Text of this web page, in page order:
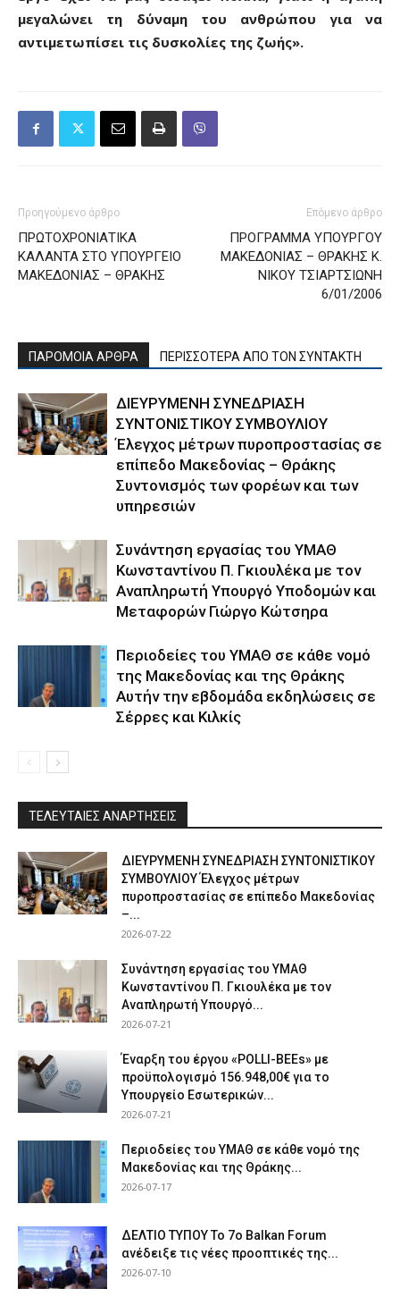
μεγαλώνει τη δύναμη του ανθρώπου για να
αντιμετωπίσει τις δυσκολίες της ζωής».
Προηγούμενο άρθρο
ΠΡΩΤΟΧΡΟΝΙΑΤΙΚΑ
ΚΑΛΑΝΤΑ ΣΤΟ ΥΠΟΥΡΓΕΙΟ
ΜΑΚΕΔΟΝΙΑΣ – ΘΡΑΚΗΣ
Επόμενο άρθρο
ΠΡΟΓΡΑΜΜΑ ΥΠΟΥΡΓΟΥ
ΜΑΚΕΔΟΝΙΑΣ – ΘΡΑΚΗΣ Κ.
ΝΙΚΟΥ ΤΣΙΑΡΤΣΙΩΝΗ
6/01/2006
ΠΑΡΟΜΟΙΑ ΑΡΘΡΑ ΠΕΡΙΣΣΟΤΕΡΑ ΑΠΟ ΤΟΝ ΣΥΝΤΑΚΤΗ
ΔΙΕΥΡΥΜΕΝΗ ΣΥΝΕΔΡΙΑΣΗ
ΣΥΝΤΟΝΙΣΤΙΚΟΥ ΣΥΜΒΟΥΛΙΟΥ
Έλεγχος μέτρων πυροπροστασίας σε
επίπεδο Μακεδονίας – Θράκης
Συντονισμός των φορέων και των
υπηρεσιών
Συνάντηση εργασίας του ΥΜΑΘ
Κωνσταντίνου Π. Γκιουλέκα με τον
Αναπληρωτή Υπουργό Υποδομών και
Μεταφορών Γιώργο Κώτσηρα
Περιοδείες του ΥΜΑΘ σε κάθε νομό
της Μακεδονίας και της Θράκης
Αυτήν την εβδομάδα εκδηλώσεις σε
Σέρρες και Κιλκίς
ΤΕΛΕΥΤΑΙΕΣ ΑΝΑΡΤΗΣΕΙΣ
ΔΙΕΥΡΥΜΕΝΗ ΣΥΝΕΔΡΙΑΣΗ ΣΥΝΤΟΝΙΣΤΙΚΟΥ
ΣΥΜΒΟΥΛΙΟΥ Έλεγχος μέτρων
πυροπροστασίας σε επίπεδο Μακεδονίας
–...
2026-07-22
Συνάντηση εργασίας του ΥΜΑΘ
Κωνσταντίνου Π. Γκιουλέκα με τον
Αναπληρωτή Υπουργό...
2026-07-21
Έναρξη του έργου «POLLI-BEEs» με
προϋπολογισμό 156.948,00€ για το
Υπουργείο Εσωτερικών...
2026-07-21
Περιοδείες του ΥΜΑΘ σε κάθε νομό της
Μακεδονίας και της Θράκης...
2026-07-17
ΔΕΛΤΙΟ ΤΥΠΟΥ Το 7ο Balkan Forum
ανέδειξε τις νέες προοπτικές της...
2026-07-10